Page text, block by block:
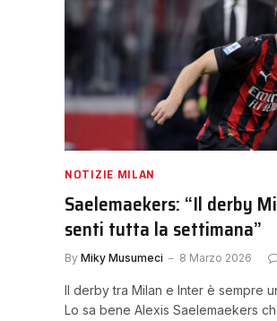
NOTIZIE MILAN
Saelemaekers: “Il derby
senti tutta la settimana”
By Miky Musumeci 8 Marzo 2026
Il derby tra Milan e Inter è sempre
Lo sa bene Alexis Saelemaekers